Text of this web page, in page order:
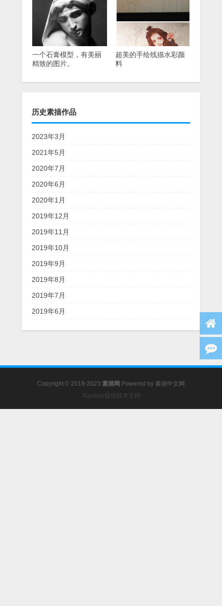
一个石膏模型，有美丽
精致的图片。
超美的手绘线描水彩颜
料
历史素描作品
2023年3月
2021年5月
2020年7月
2020年6月
2020年1月
2019年12月
2019年11月
2019年10月
2019年9月
2019年8月
2019年7月
2019年6月
Copyright © 2019-2023 素描网 Powered by 素描中文网
Xiaoboy提供技术支持